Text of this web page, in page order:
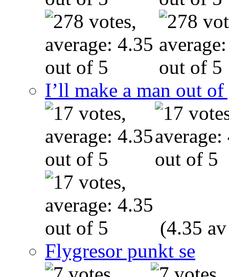
I’ll make a man out
(4.35
Flygresor punkt se